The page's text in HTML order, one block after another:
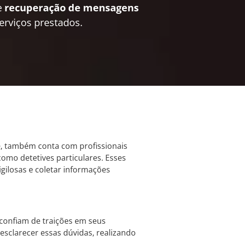
recuperação de mensagens
prestados.
também conta com profissionais
detetives particulares. Esses
e coletar informações
de traições em seus
essas dúvidas, realizando